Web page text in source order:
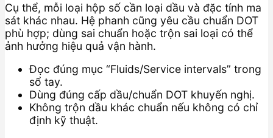
Cụ thể, mỗi loại hộp số cần loại dầu và đặc tính ma
sát khác nhau. Hệ phanh cũng yêu cầu chuẩn DOT
phù hợp; dùng sai chuẩn hoặc trộn sai loại có thể
ảnh hưởng hiệu quả vận hành.
Đọc đúng mục “Fluids/Service intervals” trong
sổ tay.
Dùng đúng cấp dầu/chuẩn DOT khuyến nghị.
Không trộn dầu khác chuẩn nếu không có chỉ
định kỹ thuật.